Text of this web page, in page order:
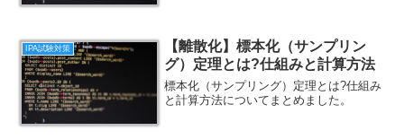
IPA試験対策
【離散化】標本化（サンプリン
グ）定理とは?仕組みと計算方法
標本化（サンプリング）定理とは?仕組み
と計算方法についてまとめました。